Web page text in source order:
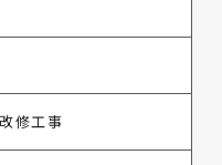
修工事